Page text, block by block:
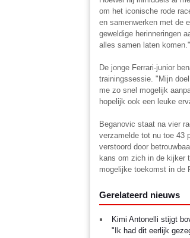
om het iconische rode
en samenwerken met de
geweldige herinneringen
alles samen laten komen."
De jonge Ferrari-junior
trainingssessie. "Mijn
me zo snel mogelijk
hopelijk ook een leuke
Beganovic staat na vier
verzamelde tot nu toe 43
verstoord door
kans om zich in de kijker
mogelijke toekomst in de
Gerelateerd nieuws
Kimi Antonelli stijgt
"Ik had dit eerlijk